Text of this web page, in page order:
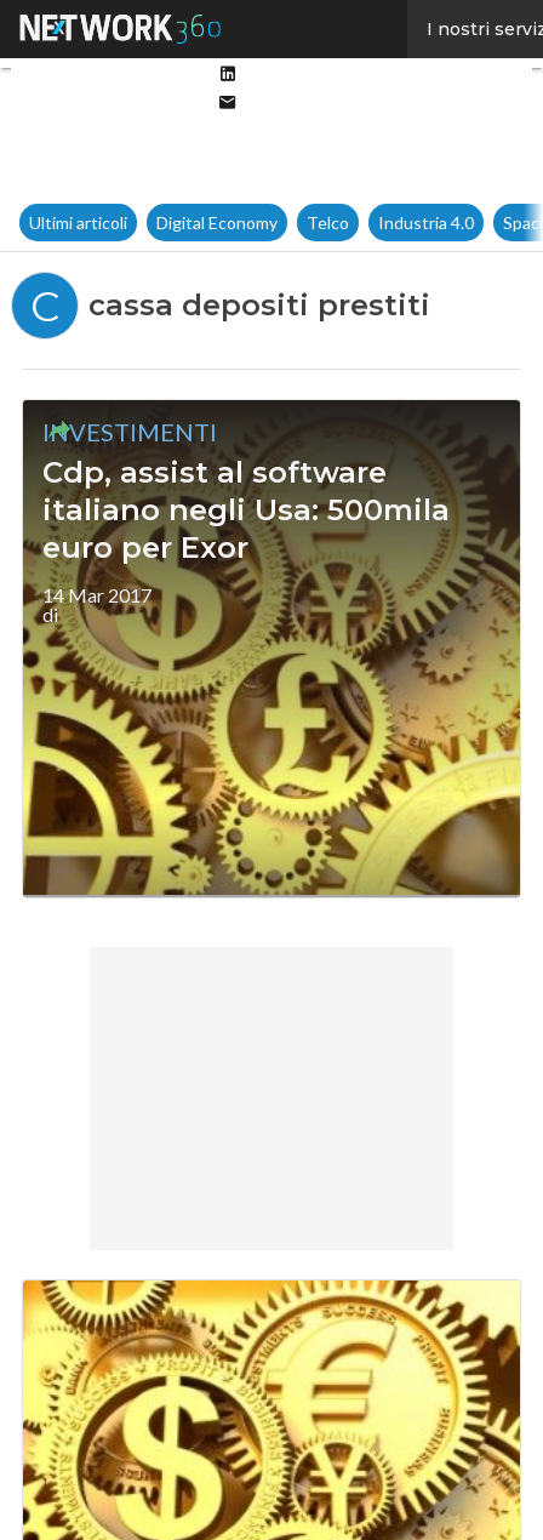
I nostri
Ultimi articoli Digital Economy Telco Industria 4.0
C cassa depositi prestiti
INVESTIMENTI
Cdp, assist al software
italiano negli Usa: 500mila
euro per Exor
14 Mar 2017
di